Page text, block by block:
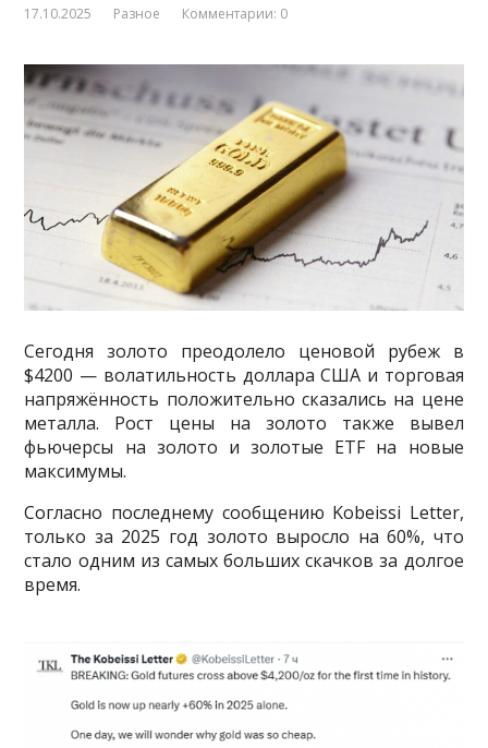
17.10.2025 Разное Комментарии: 0
Сегодня золото преодолело ценовой рубеж в
$4200 — волатильность доллара США и торговая
напряжённость положительно сказались на цене
металла. Рост цены на золото также вывел
фьючерсы на золото и золотые ETF на новые
максимумы.
Согласно последнему сообщению Kobeissi Letter,
только за 2025 год золото выросло на 60%, что
стало одним из самых больших скачков за долгое
время.